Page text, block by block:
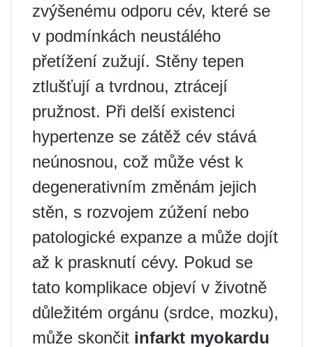
zvýšenému odporu cév, které se
v podmínkách neustálého
přetížení zužují. Stěny tepen
ztlušťují a tvrdnou, ztrácejí
pružnost. Při delší existenci
hypertenze se zátěž cév stává
neúnosnou, což může vést k
degenerativním změnám jejich
stěn, s rozvojem zúžení nebo
patologické expanze a může dojít
až k prasknutí cévy. Pokud se
tato komplikace objeví v životně
důležitém orgánu (srdce, mozku),
může skončit infarkt myokardu